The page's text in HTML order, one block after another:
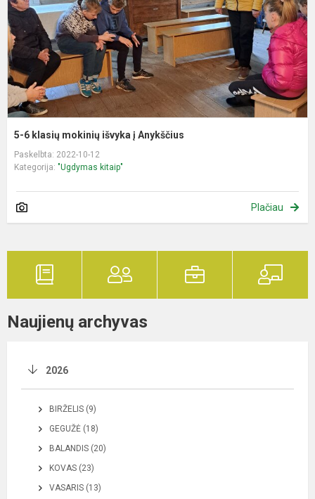
5-6 klasių mokinių išvyka į Anykščius
Paskelbta: 2022-10-12
Kategorija: "Ugdymas kitaip"
Plačiau
Naujienų archyvas
2026
BIRŽELIS (9)
GEGUŽĖ (18)
BALANDIS (20)
KOVAS (23)
VASARIS (13)